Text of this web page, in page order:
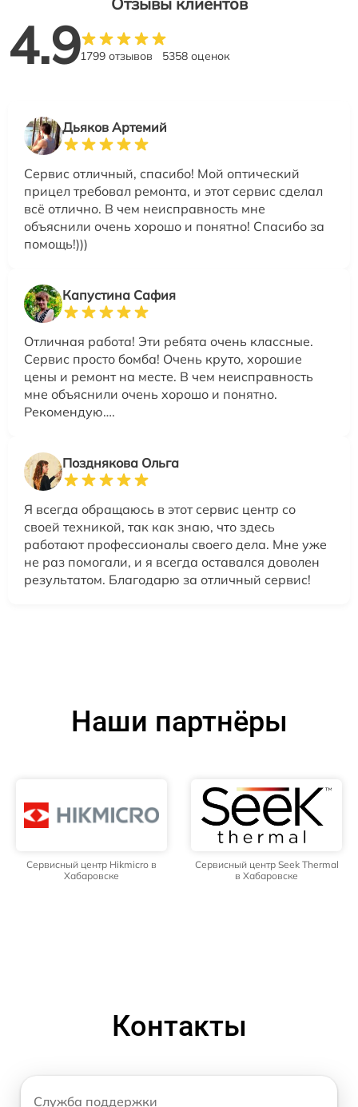
4.91799 отзывов 5358 оценок
Дьяков Артемий
Сервис отличный, спасибо! Мой оптический
прицел требовал ремонта, и этот сервис сделал
всё отлично. В чем неисправность мне
объяснили очень хорошо и понятно! Спасибо за
помощь!)))
Капустина Сафия
Отличная работа! Эти ребята очень классные.
Сервис просто бомба! Очень круто, хорошие
цены и ремонт на месте. В чем неисправность
мне объяснили очень хорошо и понятно.
Рекомендую….
Позднякова Ольга
Я всегда обращаюсь в этот сервис центр со
своей техникой, так как знаю, что здесь
работают профессионалы своего дела. Мне уже
не раз помогали, и я всегда оставался доволен
результатом. Благодарю за отличный сервис!
Наши партнёры
Сервисный центр Hikmicro в
Хабаровске
Сервисный центр Seek Thermal
в Хабаровске
Контакты
Служба поддержки